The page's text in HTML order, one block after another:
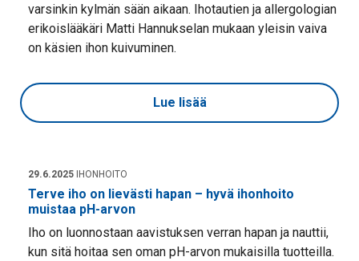
varsinkin kylmän sään aikaan. Ihotautien ja allergologian
erikoislääkäri Matti Hannukselan mukaan yleisin vaiva
on käsien ihon kuivuminen.
Lue lisää
29.6.2025 IHONHOITO
Terve iho on lievästi hapan – hyvä ihonhoito
muistaa pH-arvon
Iho on luonnostaan aavistuksen verran hapan ja nauttii,
kun sitä hoitaa sen oman pH-arvon mukaisilla tuotteilla.